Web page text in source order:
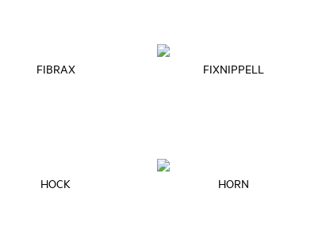
FIBRAX FIXNIPPELL
HOCK HORN